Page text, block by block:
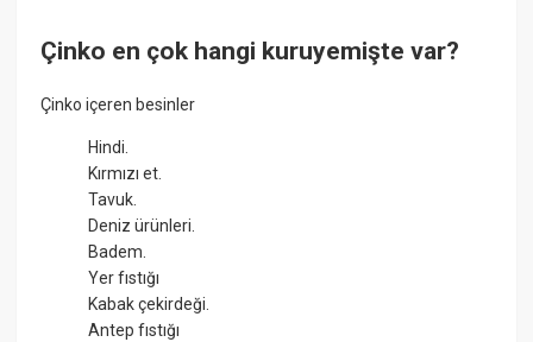
Çinko en çok hangi kuruyemişte var?
Çinko içeren besinler
Hindi.
Kırmızı et.
Tavuk.
Deniz ürünleri.
Badem.
Yer fıstığı
Kabak çekirdeği.
Antep fıstığı